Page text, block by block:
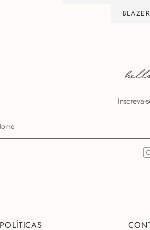
BLAZER
Inscreva-
POLÍTICAS